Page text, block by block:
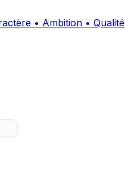
• Ambition • Qualité